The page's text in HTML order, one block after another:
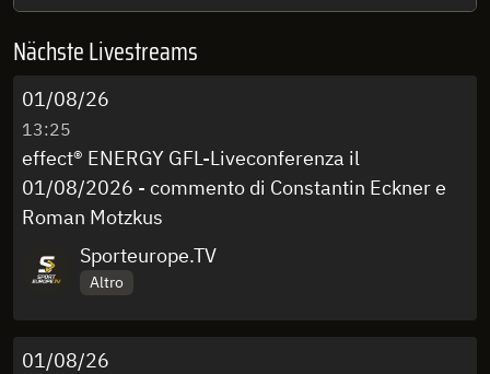
Nächste Livestreams
01/08/26
13:25
effect® ENERGY GFL-Liveconferenza il
01/08/2026 - commento di Constantin Eckner e
Roman Motzkus
Sporteurope.TV
Altro
01/08/26